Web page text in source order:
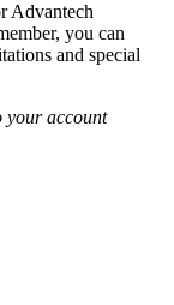
Advantech
you can
and special
your account